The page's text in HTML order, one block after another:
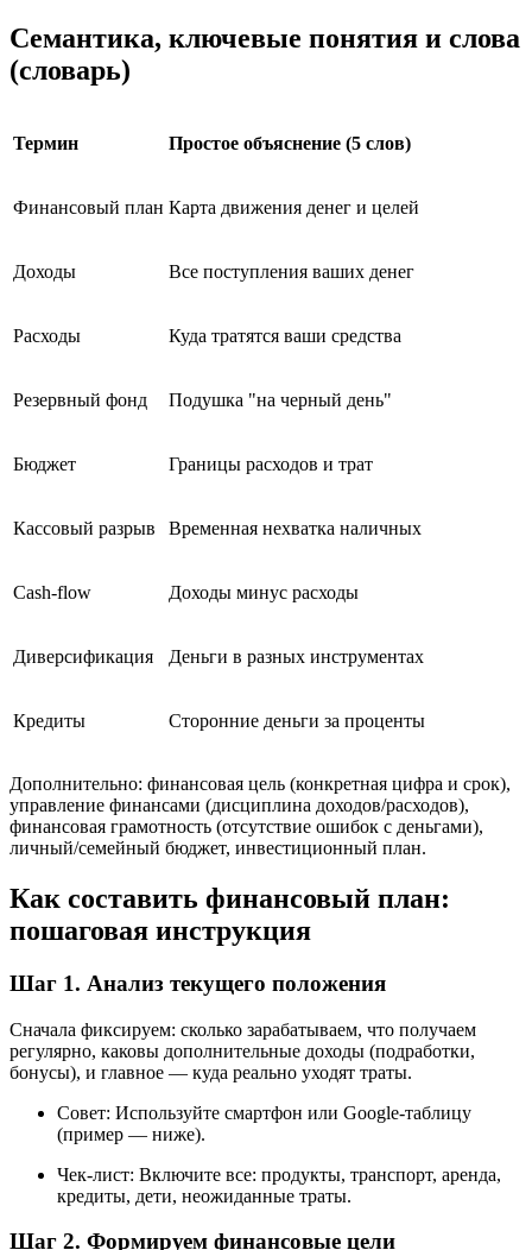
Семантика, ключевые понятия и слова
(словарь)
Термин Простое объяснение (5 слов)
Финансовый план Карта движения денег и целей
Доходы Все поступления ваших денег
Расходы Куда тратятся ваши средства
Резервный фонд Подушка "на черный день"
Бюджет Границы расходов и трат
Кассовый разрыв Временная нехватка наличных
Cash-flow Доходы минус расходы
Диверсификация Деньги в разных инструментах
Кредиты Сторонние деньги за проценты
Дополнительно: финансовая цель (конкретная цифра и срок),
управление финансами (дисциплина доходов/расходов),
финансовая грамотность (отсутствие ошибок с деньгами),
личный/семейный бюджет, инвестиционный план.
Как составить финансовый план:
пошаговая инструкция
Шаг 1. Анализ текущего положения
Сначала фиксируем: сколько зарабатываем, что получаем
регулярно, каковы дополнительные доходы (подработки,
бонусы), и главное — куда реально уходят траты.
Совет: Используйте смартфон или Google-таблицу
(пример — ниже).
Чек-лист: Включите все: продукты, транспорт, аренда,
кредиты, дети, неожиданные траты.
Шаг 2. Формируем финансовые цели